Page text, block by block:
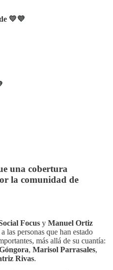
💛💜
una cobertura
la comunidad de
Focus y Manuel Ortiz
las personas que han estado
más allá de su cuantía:
, Marisol Parrasales,
Rivas.